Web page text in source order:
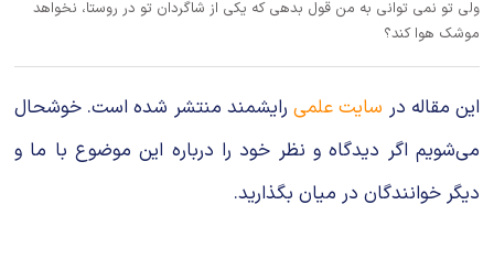
ولی تو نمی توانی به من قول بدهی که یکی از شاگردان تو در روستا، نخواهد
موشک هوا کند؟
این مقاله در سایت علمیرایشمند منتشر شده است. خوشحال
می‌شویم اگر دیدگاه و نظر خود را درباره این موضوع با ما و
دیگر خوانندگان در میان بگذارید.